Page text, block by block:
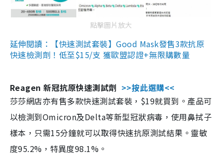
點擊圖片放大
延伸閱讀：【快速測試套裝】Good Mask發售3款抗原
快速檢測劑！低至$15/支 獲歐盟認證+無限購數量
Reagen 新冠抗原快速測試劑 >>按此選購<<
莎莎網店亦有售多款快速測試套裝，$19就買到。產品可
以檢測到Omicron及Delta等新型冠狀病毒，使用鼻拭子
樣本，只需15分鐘就可以取得快速抗原測試結果。靈敏
度95.2%，特異度98.1%。